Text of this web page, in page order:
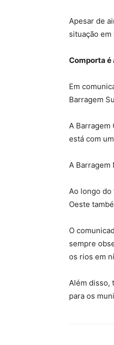
Apesar de
situação
Comporta é
Em
Barragem
A Barragem
está com
A Barragem
Ao longo do
Oeste
O
sempre
os rios em
Além disso,
para os